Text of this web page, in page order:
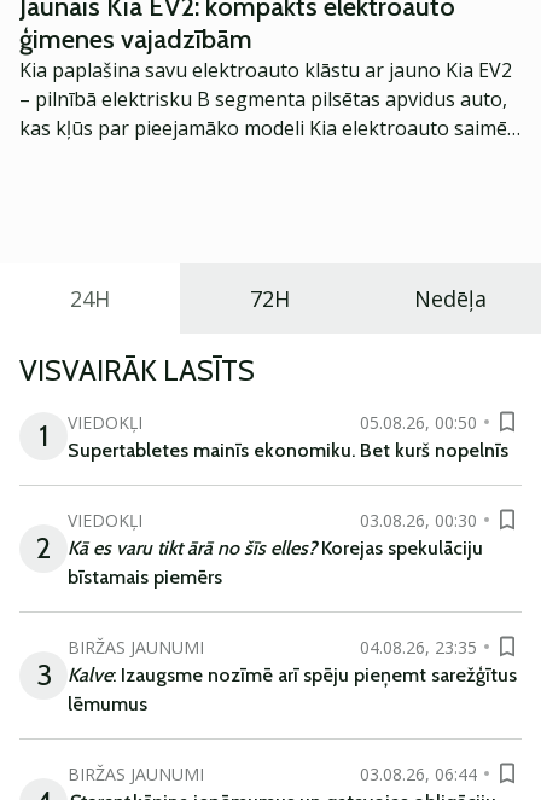
Jaunais Kia EV2: kompakts elektroauto
ģimenes vajadzībām
Kia paplašina savu elektroauto klāstu ar jauno Kia EV2
– pilnībā elektrisku B segmenta pilsētas apvidus auto,
kas kļūs par pieejamāko modeli Kia elektroauto saimē
24H 72H Nedēļa
VISVAIRĀK LASĪTS
1
VIEDOKĻI
05.08.26, 00:50
Supertabletes mainīs ekonomiku. Bet kurš nopelnīs
2
VIEDOKĻI
03.08.26, 00:30
Kā es varu tikt ārā no šīs elles?Korejas spekulāciju
bīstamais piemērs
3
BIRŽAS JAUNUMI
04.08.26, 23:35
Kalve: Izaugsme nozīmē arī spēju pieņemt sarežģītus
lēmumus
BIRŽAS JAUNUMI
03.08.26, 06:44